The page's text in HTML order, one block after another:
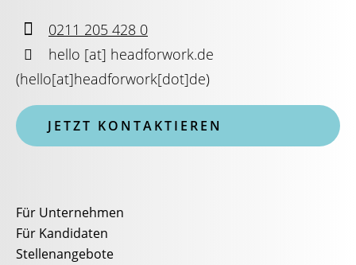

0211 205 428 0

hello [at] headforwork.de
(hello[at]headforwork[dot]de)
JETZT KONTAKTIEREN
Für Unternehmen
Für Kandidaten
Stellenangebote